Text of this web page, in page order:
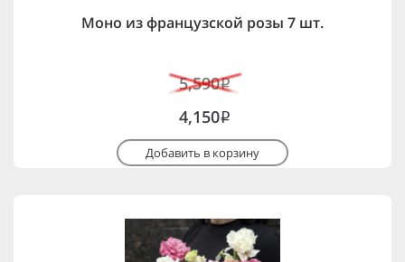
Моно из французской розы 7 шт.
5,590i
4,150i
Добавить в корзину